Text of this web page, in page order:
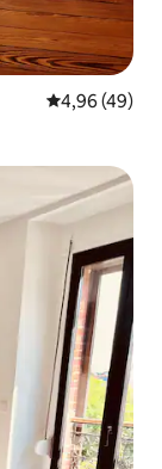
Prosječna
4,96 (49)